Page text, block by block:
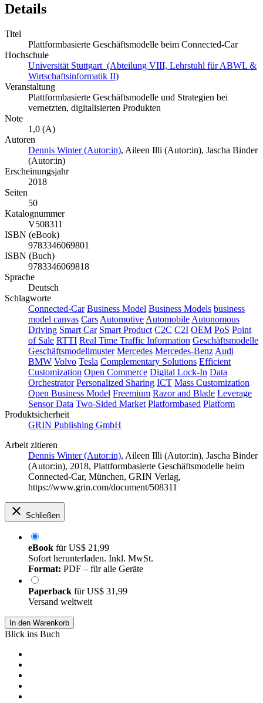
Details
Titel
Plattformbasierte Geschäftsmodelle beim Connected-Car
Hochschule
Universität Stuttgart (Abteilung VIII, Lehrstuhl für ABWL &
Wirtschaftsinformatik II)
Veranstaltung
Plattformbasierte Geschäftsmodelle und Strategien bei
vernetzten, digitalisierten Produkten
Note
1,0 (A)
Autoren
Dennis Winter (Autor:in), Aileen Illi (Autor:in), Jascha Binder
(Autor:in)
Erscheinungsjahr
2018
Seiten
50
Katalognummer
V508311
ISBN (eBook)
9783346069801
ISBN (Buch)
9783346069818
Sprache
Deutsch
Schlagworte
Connected-Car Business Model Business Models business
model canvas Cars Automotive Automobile Autonomous
Driving Smart Car Smart Product C2C C2I OEM PoS Point
of Sale RTTI Real Time Traffic Information Geschäftsmodelle
Geschäftsmodellmuster Mercedes Mercedes-Benz Audi
BMW Volvo Tesla Complementary Solutions Efficient
Customization Open Commerce Digital Lock-In Data
Orchestrator Personalized Sharing ICT Mass Customization
Open Business Model Freemium Razor and Blade Leverage
Sensor Data Two-Sided Market Platformbased Platform
Produktsicherheit
GRIN Publishing GmbH
Arbeit zitieren
Dennis Winter (Autor:in), Aileen Illi (Autor:in), Jascha Binder
(Autor:in), 2018, Plattformbasierte Geschäftsmodelle beim
Connected-Car, München, GRIN Verlag,
https://www.grin.com/document/508311
Schließen
eBook fürUS$ 21,99
Sofort herunterladen. Inkl. MwSt.
Format: PDF – für alle Geräte
Paperback fürUS$ 31,99
Versand weltweit
In den Warenkorb
Blick ins Buch